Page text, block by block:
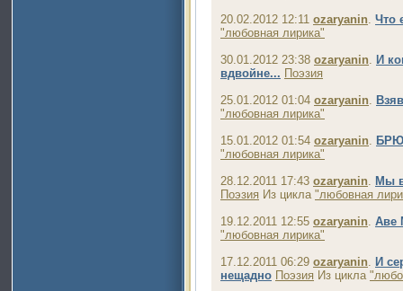
20.02.2012 12:11 ozaryanin. Что
"любовная лирика"
30.01.2012 23:38 ozaryanin. И
вдвойне... Поэзия
25.01.2012 01:04 ozaryanin.
"любовная лирика"
15.01.2012 01:54 ozaryanin.
"любовная лирика"
28.12.2011 17:43 ozaryanin. Мы
Поэзия Из цикла "любовная
19.12.2011 12:55 ozaryanin. Аве
"любовная лирика"
17.12.2011 06:29 ozaryanin. И
нещадно Поэзия Из цикла